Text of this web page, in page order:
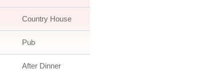
Country House
Pub
After Dinner